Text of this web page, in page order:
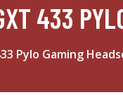
433
Pylo Gaming